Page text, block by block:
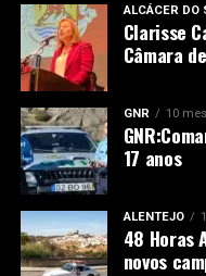
ALCÁCER DO
Clarisse
Câmara
GNR 10
17 anos
ALENTEJO
48 Horas
novos